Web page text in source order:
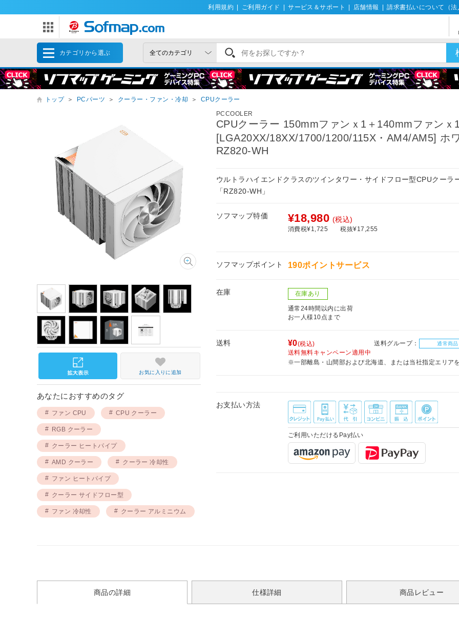
利用規約 ご利用ガイド サービス＆サポート 店舗情報 請求書払いについて（法
カテゴリから選ぶ
トップ ＞ PCパーツ ＞ クーラー・ファン・冷却 ＞
CPUクーラー
PCCOOLER
CPUクーラー 150mmファンｘ1＋140mmファンｘ1
[LGA20XX/18XX/1700/1200/115X・AM4/AM5] ホ
RZ820-WH
ウルトラハイエンドクラスのツインタワー・サイドフロー型CPUクーラ
「RZ820-WH」
ソフマップ特価 ¥18,980 (税込)
消費税¥1,725 税抜¥17,255
ソフマップポイント 190ポイントサービス
在庫 在庫あり
通常24時間以内に出荷
お一人様10点まで
送料 ¥0(税込) 送料グループ： 通常商品
送料無料キャンペーン適用中
※一部離島・山間部および北海道、または当社指定エリア
お支払い方法
ご利用いただけるPay払い
お気に入りに追加
あなたにおすすめのタグ
ファン CPU CPU クーラー
RGB クーラー
クーラー ヒートパイプ
AMD クーラー クーラー 冷却性
ファン ヒートパイプ
クーラー サイドフロー型
ファン 冷却性 クーラー アルミニウム
商品の詳細 仕様詳細 商品レビュー